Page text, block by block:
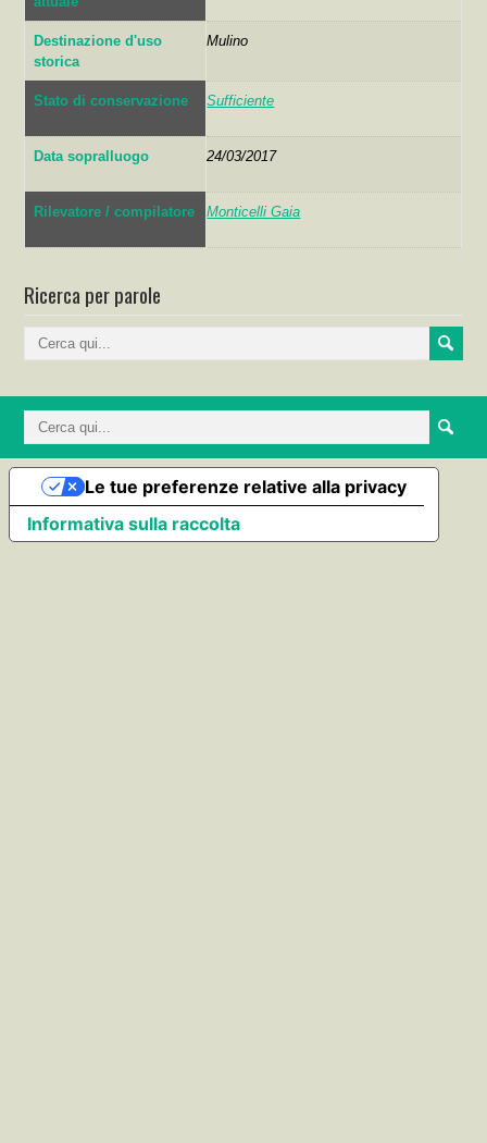
Destinazione d'uso
storica
Mulino
Stato di conservazione Sufficiente
Data sopralluogo 24/03/2017
Rilevatore / compilatore Monticelli Gaia
Ricerca per parole
Informativa sulla raccolta
Le tue preferenze relative alla privacy